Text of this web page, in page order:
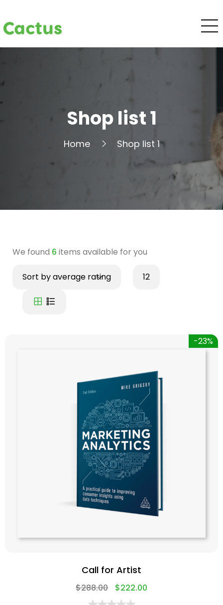
Cactus
Shop list 1
Home Shop list 1
We found 6 items available for you
Sort by average rating 12
-23%
Call for Artist
$288.00 $222.00